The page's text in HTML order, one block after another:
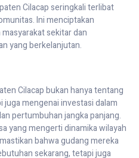
Cilacap seringkali terlibat
Ini menciptakan
sekitar dan
yang berkelanjutan.
Cilacap bukan hanya tentang
mengenai investasi dalam
pertumbuhan jangka panjang.
yang mengerti dinamika wilayah
bahwa gudang mereka
sekarang, tetapi juga